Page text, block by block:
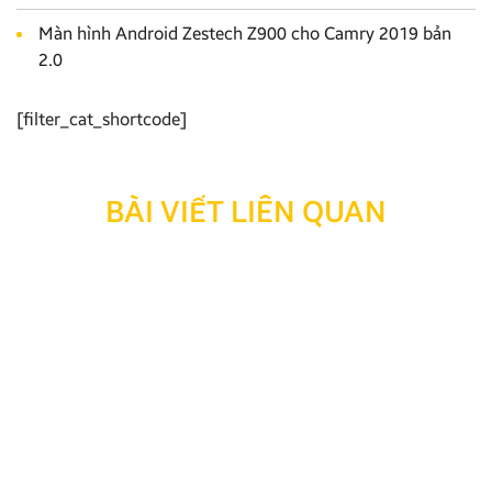
Màn hình Android Zestech Z900 cho Camry 2019 bản
2.0
[filter_cat_shortcode]
BÀI VIẾT LIÊN QUAN